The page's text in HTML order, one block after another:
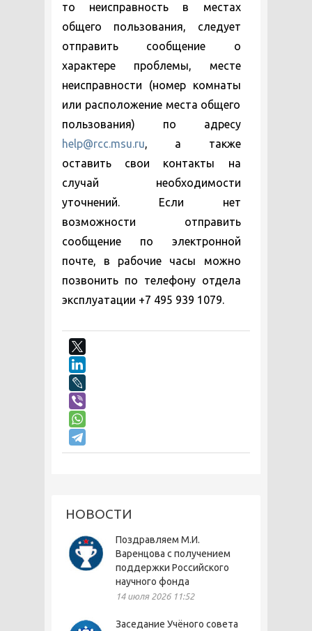
то неисправность в местах
общего пользования, следует
отправить сообщение о
характере проблемы, месте
неисправности (номер комнаты
или расположение места общего
пользования) по адресу
help@rcc.msu.ru, а также
оставить свои контакты на
случай необходимости
уточнений. Если нет
возможности отправить
сообщение по электронной
почте, в рабочие часы можно
позвонить по телефону отдела
эксплуатации +7 495 939 1079.
НОВОСТИ
Поздравляем М.И.
Варенцова с получением
поддержки Российского
научного фонда
14 июля 2026 11:52
Заседание Учёного совета